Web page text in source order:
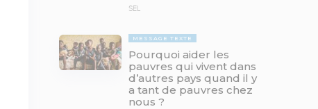
SEL
MESSAGE TEXTE
Pourquoi aider les
pauvres qui vivent dans
d’autres pays quand il y
a tant de pauvres chez
nous ?